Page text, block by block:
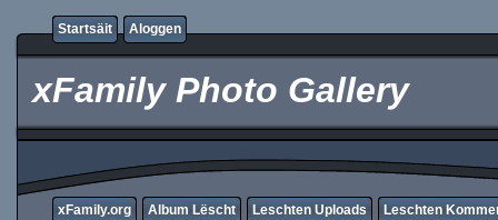
Startsäit Aloggen
xFamily Photo Gallery
xFamily.org Album Lëscht Leschten Uploads Leschten